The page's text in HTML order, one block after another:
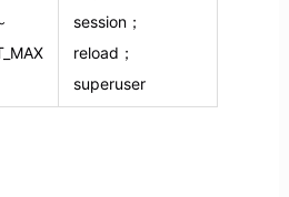
session；
reload；
superuser